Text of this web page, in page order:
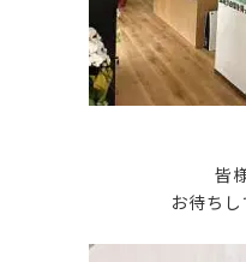
皆
お待ち